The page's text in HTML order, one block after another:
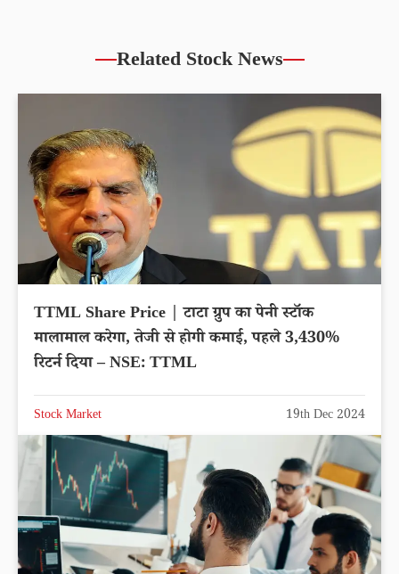
Related Stock News
TTML Share Price | टाटा ग्रुप का पेनी स्टॉक
मालामाल करेगा, तेजी से होगी कमाई, पहले 3,430%
रिटर्न दिया – NSE: TTML
Stock Market 19th Dec 2024